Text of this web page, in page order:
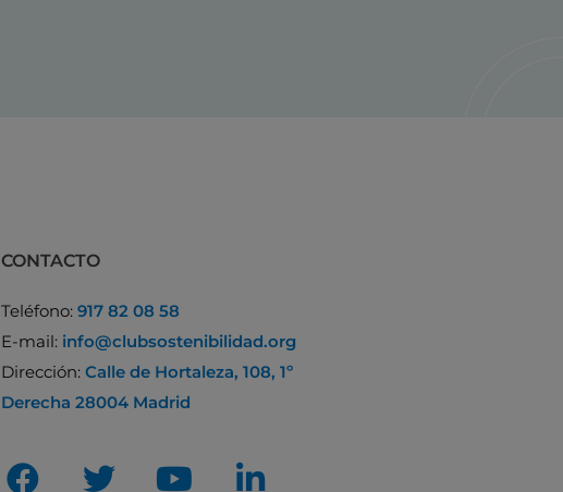
CONTACTO
Teléfono:917 82 08 58
E-mail: info@clubsostenibilidad.org
Dirección:Calle de Hortaleza, 108, 1º
Derecha 28004 Madrid